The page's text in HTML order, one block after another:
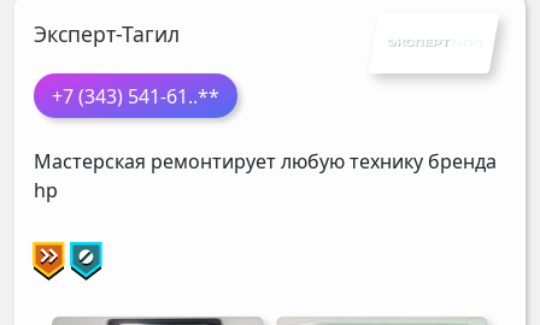
Эксперт-Тагил
+7 (343) 541-61..**
Мастерская ремонтирует любую технику бренда
hp